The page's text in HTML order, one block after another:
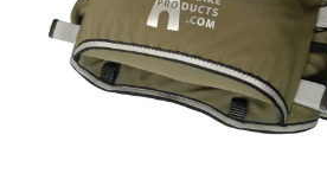
CALENDRIER DES ÉVÉNEMENTS NBP
QUI NOUS SOMMES